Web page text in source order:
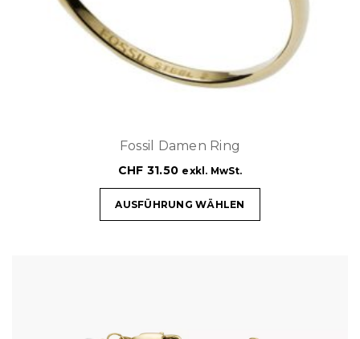
Fossil Damen Ring
CHF 31.50 exkl. MwSt.
AUSFÜHRUNG WÄHLEN